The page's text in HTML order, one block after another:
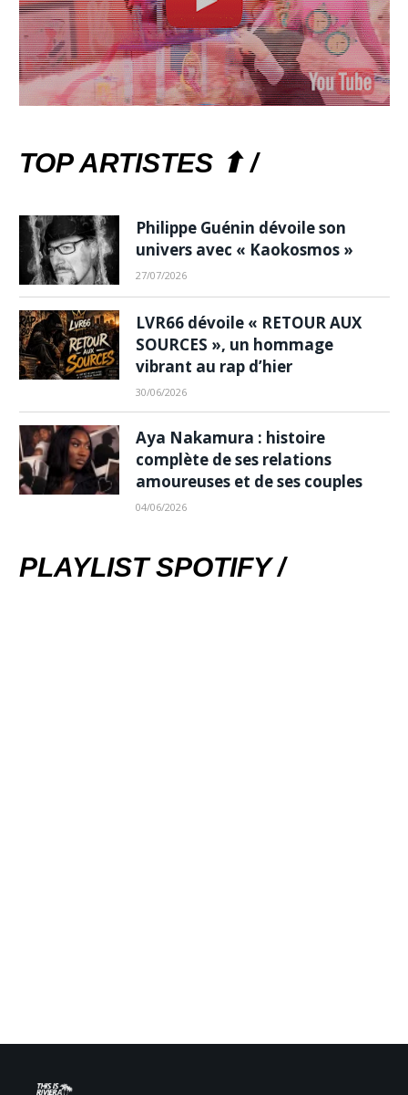
TOP ARTISTES ⬆ /
Philippe Guénin dévoile son
univers avec « Kaokosmos »
27/07/2026
LVR66 dévoile « RETOUR AUX
SOURCES », un hommage
vibrant au rap d’hier
30/06/2026
Aya Nakamura : histoire
complète de ses relations
amoureuses et de ses couples
04/06/2026
PLAYLIST SPOTIFY /